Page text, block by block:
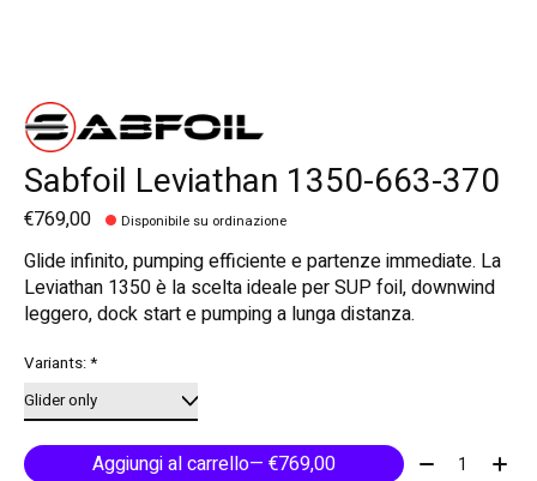
Sabfoil Leviathan 1350-663-370
€769,00 Disponibile su ordinazione
Glide infinito, pumping efficiente e partenze immediate. La
Leviathan 1350 è la scelta ideale per SUP foil, downwind
leggero, dock start e pumping a lunga distanza.
Variants:*
Aggiungi al carrello — €769,00 Quantità: